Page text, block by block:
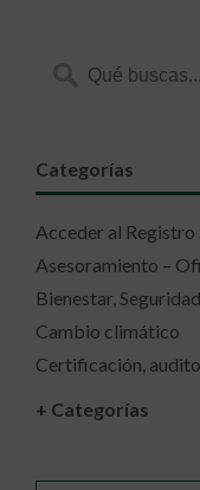
Categorías
Acceder al Registro
Asesoramiento –
Bienestar,
Cambio climático
Certificación,
+ Categorías